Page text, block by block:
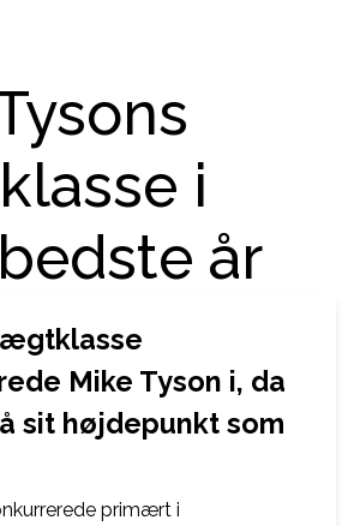
i
år
Mike Tyson i, da
sit højdepunkt som
primært i